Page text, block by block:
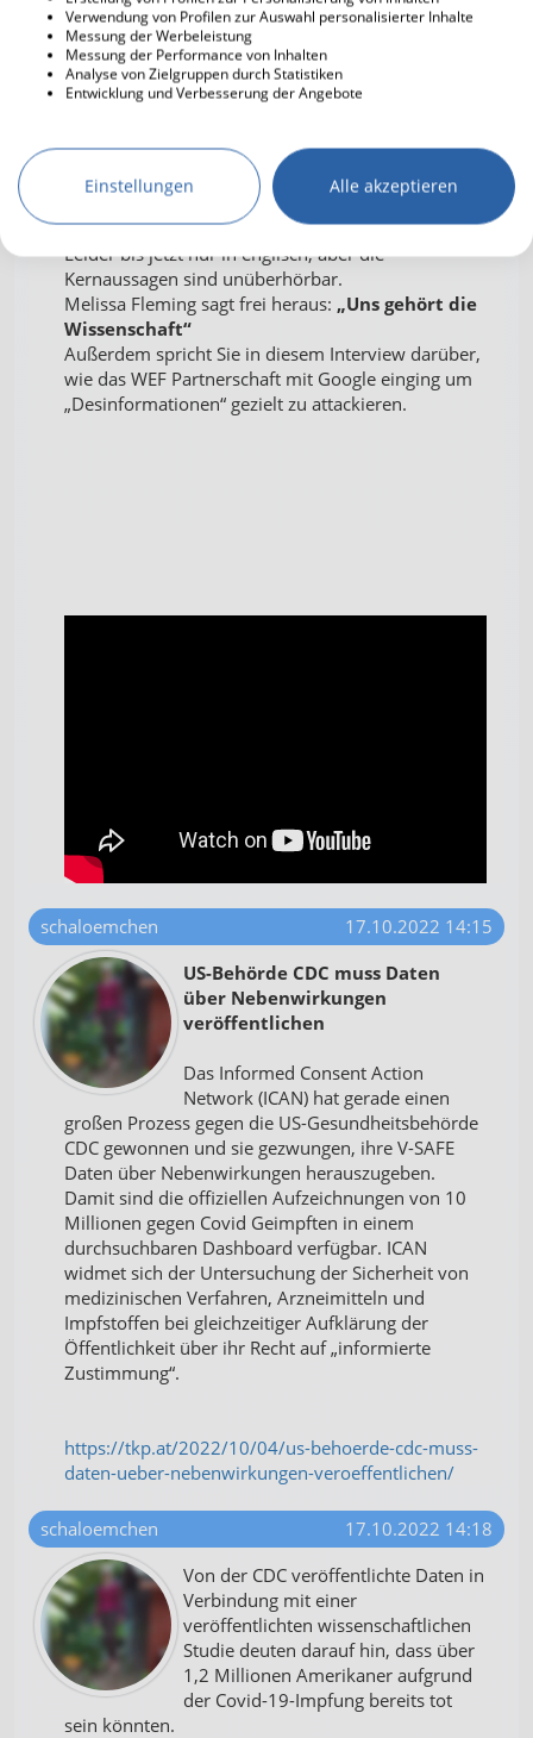
schaloemchen
Minute 46
Melissa Fleming
Under-Secretary for Global
Communications, United Nations
Leider bis jetzt nur in englisch, aber die
Kernaussagen sind unüberhörbar.
Melissa Fleming sagt frei heraus: „Uns gehört die
Wissenschaft“
Außerdem spricht Sie in diesem Interview darüber,
wie das WEF Partnerschaft mit Google einging um
„Desinformationen“ gezielt zu attackieren.
schaloemchen
17.10.2022 14:15
US-Behörde CDC muss Daten
über Nebenwirkungen
veröffentlichen
Das Informed Consent Action
Network (ICAN) hat gerade einen
großen Prozess gegen die US-Gesundheitsbehörde
CDC gewonnen und sie gezwungen, ihre V-SAFE
Daten über Nebenwirkungen herauszugeben.
Damit sind die offiziellen Aufzeichnungen von 10
Millionen gegen Covid Geimpften in einem
durchsuchbaren Dashboard verfügbar. ICAN
widmet sich der Untersuchung der Sicherheit von
medizinischen Verfahren, Arzneimitteln und
Impfstoffen bei gleichzeitiger Aufklärung der
Öffentlichkeit über ihr Recht auf „informierte
Zustimmung“.
https://tkp.at/2022/10/04/us-behoerde-cdc-muss-
daten-ueber-nebenwirkungen-veroeffentlichen/
schaloemchen
17.10.2022 14:18
Von der CDC veröffentlichte Daten in
Verbindung mit einer
veröffentlichten wissenschaftlichen
Studie deuten darauf hin, dass über
1,2 Millionen Amerikaner aufgrund
der Covid-19-Impfung bereits tot
sein könnten.
Verwendung von Profilen zur Auswahl personalisierter Inhalte
Messung der Werbeleistung
Messung der Performance von Inhalten
Analyse von Zielgruppen durch Statistiken
Entwicklung und Verbesserung der Angebote
Einstellungen Alle akzeptieren